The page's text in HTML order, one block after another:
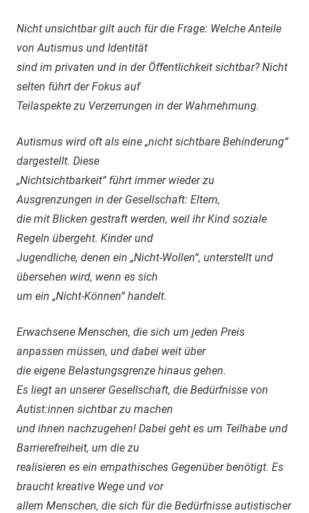
Nicht unsichtbar gilt auch für die Frage: Welche Anteile
von Autismus und Identität
sind im privaten und in der Öffentlichkeit sichtbar? Nicht
selten führt der Fokus auf
Teilaspekte zu Verzerrungen in der Wahrnehmung.
Autismus wird oft als eine „nicht sichtbare Behinderung“
dargestellt. Diese
„Nichtsichtbarkeit“ führt immer wieder zu
Ausgrenzungen in der Gesellschaft: Eltern,
die mit Blicken gestraft werden, weil ihr Kind soziale
Regeln übergeht. Kinder und
Jugendliche, denen ein „Nicht-Wollen“, unterstellt und
übersehen wird, wenn es sich
um ein „Nicht-Können“ handelt.
Erwachsene Menschen, die sich um jeden Preis
anpassen müssen, und dabei weit über
die eigene Belastungsgrenze hinaus gehen.
Es liegt an unserer Gesellschaft, die Bedürfnisse von
Autist:innen sichtbar zu machen
und ihnen nachzugehen! Dabei geht es um Teilhabe und
Barrierefreiheit, um die zu
realisieren es ein empathisches Gegenüber benötigt. Es
braucht kreative Wege und vor
allem Menschen, die sich für die Bedürfnisse autistischer